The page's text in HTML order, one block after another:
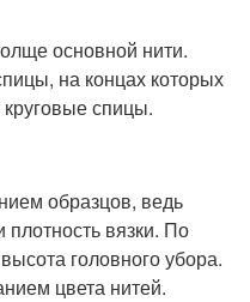
основной нити.
на концах которых
спицы.
образцов, ведь
плотность вязки. По
головного убора.
цвета нитей.